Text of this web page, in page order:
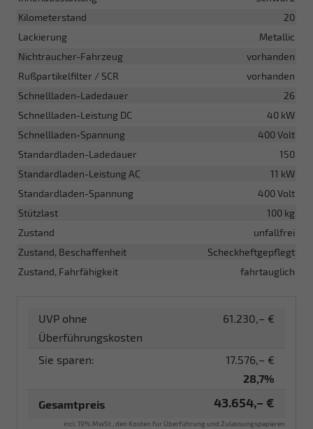
Kilometerstand
20
Lackierung
Metallic
Nichtraucher-Fahrzeug
vorhanden
Rußpartikelfilter / SCR
vorhanden
Schnellladen-Ladedauer
26
Schnellladen-Leistung DC
40 kW
Schnellladen-Spannung
400 Volt
Standardladen-Ladedauer
150
Standardladen-Leistung AC
11 kW
Standardladen-Spannung
400 Volt
Stützlast
100 kg
Zustand
unfallfrei
Zustand, Beschaffenheit
Scheckheftgepflegt
Zustand, Fahrfähigkeit
fahrtauglich
UVP ohne
Überführungskosten
61.230,– €
Sie sparen:
17.576,– €
28,7%
Gesamtpreis
43.654,– €
incl. 19% MwSt., den Kosten für Überführung und Zulassungspapieren